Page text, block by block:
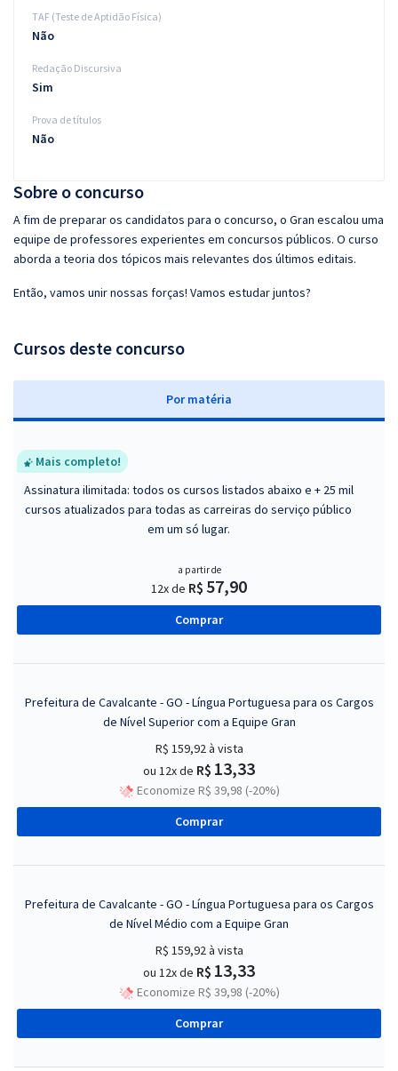
Sobre o concurso
A fim de preparar os candidatos para o concurso, o Gran escalou uma
equipe de professores experientes em concursos públicos. O curso
aborda a teoria dos tópicos mais relevantes dos últimos editais.
Então, vamos unir nossas forças! Vamos estudar juntos?
Cursos deste concurso
Por matéria
Mais completo!
Assinatura ilimitada: todos os cursos listados abaixo e + 25 mil
cursos atualizados para todas as carreiras do serviço público
em um só lugar.
a partir de
12x de R$ 57,90
Comprar
Prefeitura de Cavalcante - GO - Língua Portuguesa para os Cargos
de Nível Superior com a Equipe Gran
R$ 159,92à vista
ou 12x de R$ 13,33
Economize R$ 39,98 (-20%)
Comprar
Prefeitura de Cavalcante - GO - Língua Portuguesa para os Cargos
de Nível Médio com a Equipe Gran
R$ 159,92à vista
ou 12x de R$ 13,33
Economize R$ 39,98 (-20%)
Comprar
TAF (Teste de Aptidão Física)
Não
Redação Discursiva
Sim
Prova de títulos
Não